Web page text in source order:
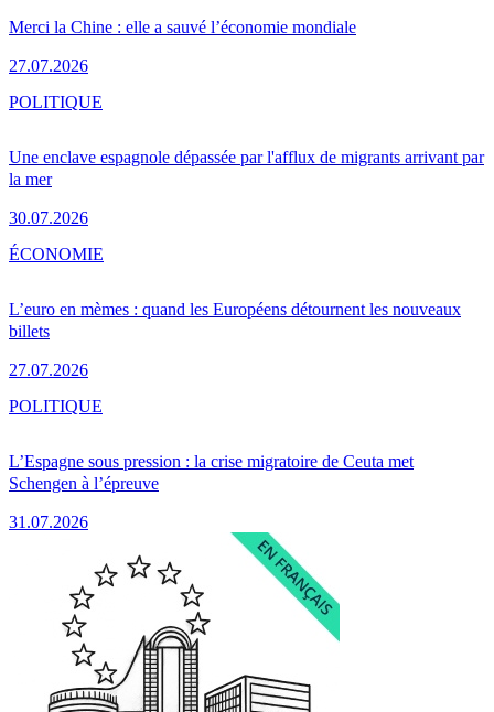
Merci la Chine : elle a sauvé l’économie mondiale
27.07.2026
Une enclave espagnole dépassée par l'afflux de migrants arrivant par
la mer
30.07.2026
POLITIQUE
L’euro en mèmes : quand les Européens détournent les nouveaux
billets
27.07.2026
ÉCONOMIE
L’Espagne sous pression : la crise migratoire de Ceuta met
Schengen à l’épreuve
31.07.2026
POLITIQUE